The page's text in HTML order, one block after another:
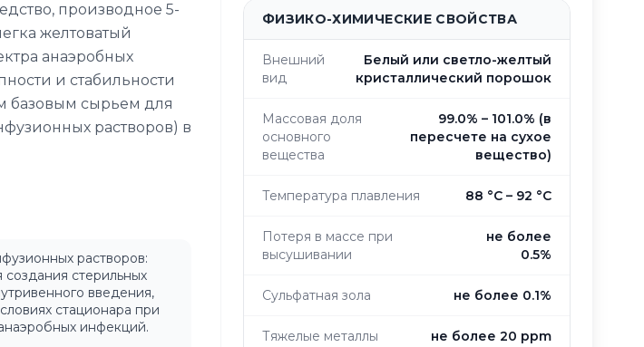
производное 5-
желтоватый
анаэробных
и стабильности
базовым сырьем для
растворов) в
растворов:
стерильных
введения,
стационара при
инфекций.
ФИЗИКО-ХИМИЧЕСКИЕ СВОЙСТВА
Внешний
вид
Белый или светло-желтый
кристаллический порошок
Массовая доля
основного
вещества
99.0% – 101.0% (в
пересчете на сухое
вещество)
Температура плавления 88 °C – 92 °C
Потеря в массе при
высушивании
не более
0.5%
Сульфатная зола не более 0.1%
Тяжелые металлы не более 20 ppm